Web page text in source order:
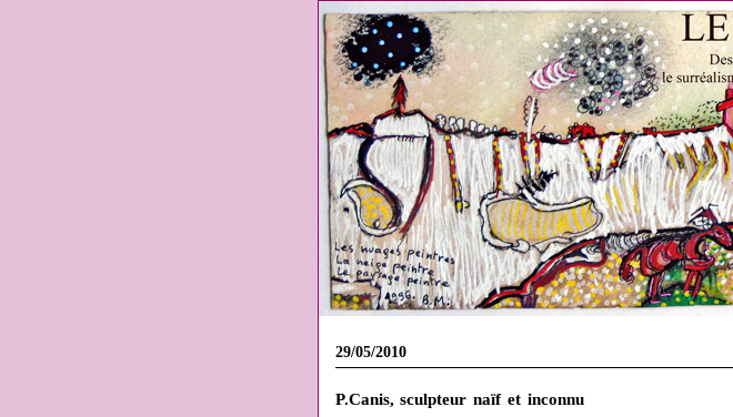
29/05/2010
P.Canis, sculpteur naïf et inconnu